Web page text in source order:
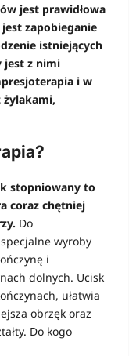
jest prawidłowa
zapobieganie
istniejących
jest z nimi
i w
żylakami,
stopniowany to
coraz chętniej
Do
wyroby
i
dolnych. Ucisk
ułatwia
obrzęk oraz
Do kogo